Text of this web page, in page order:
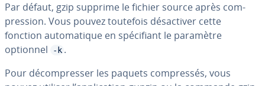
Par défaut, gzip supprime le fichier source après com­
pres­sion. Vous pouvez toutefois dé­sac­ti­ver cette
fonction au­to­ma­tique en spé­ci­fiant le paramètre
optionnel
-k .
Pour dé­com­pres­ser les paquets com­pres­sés, vous